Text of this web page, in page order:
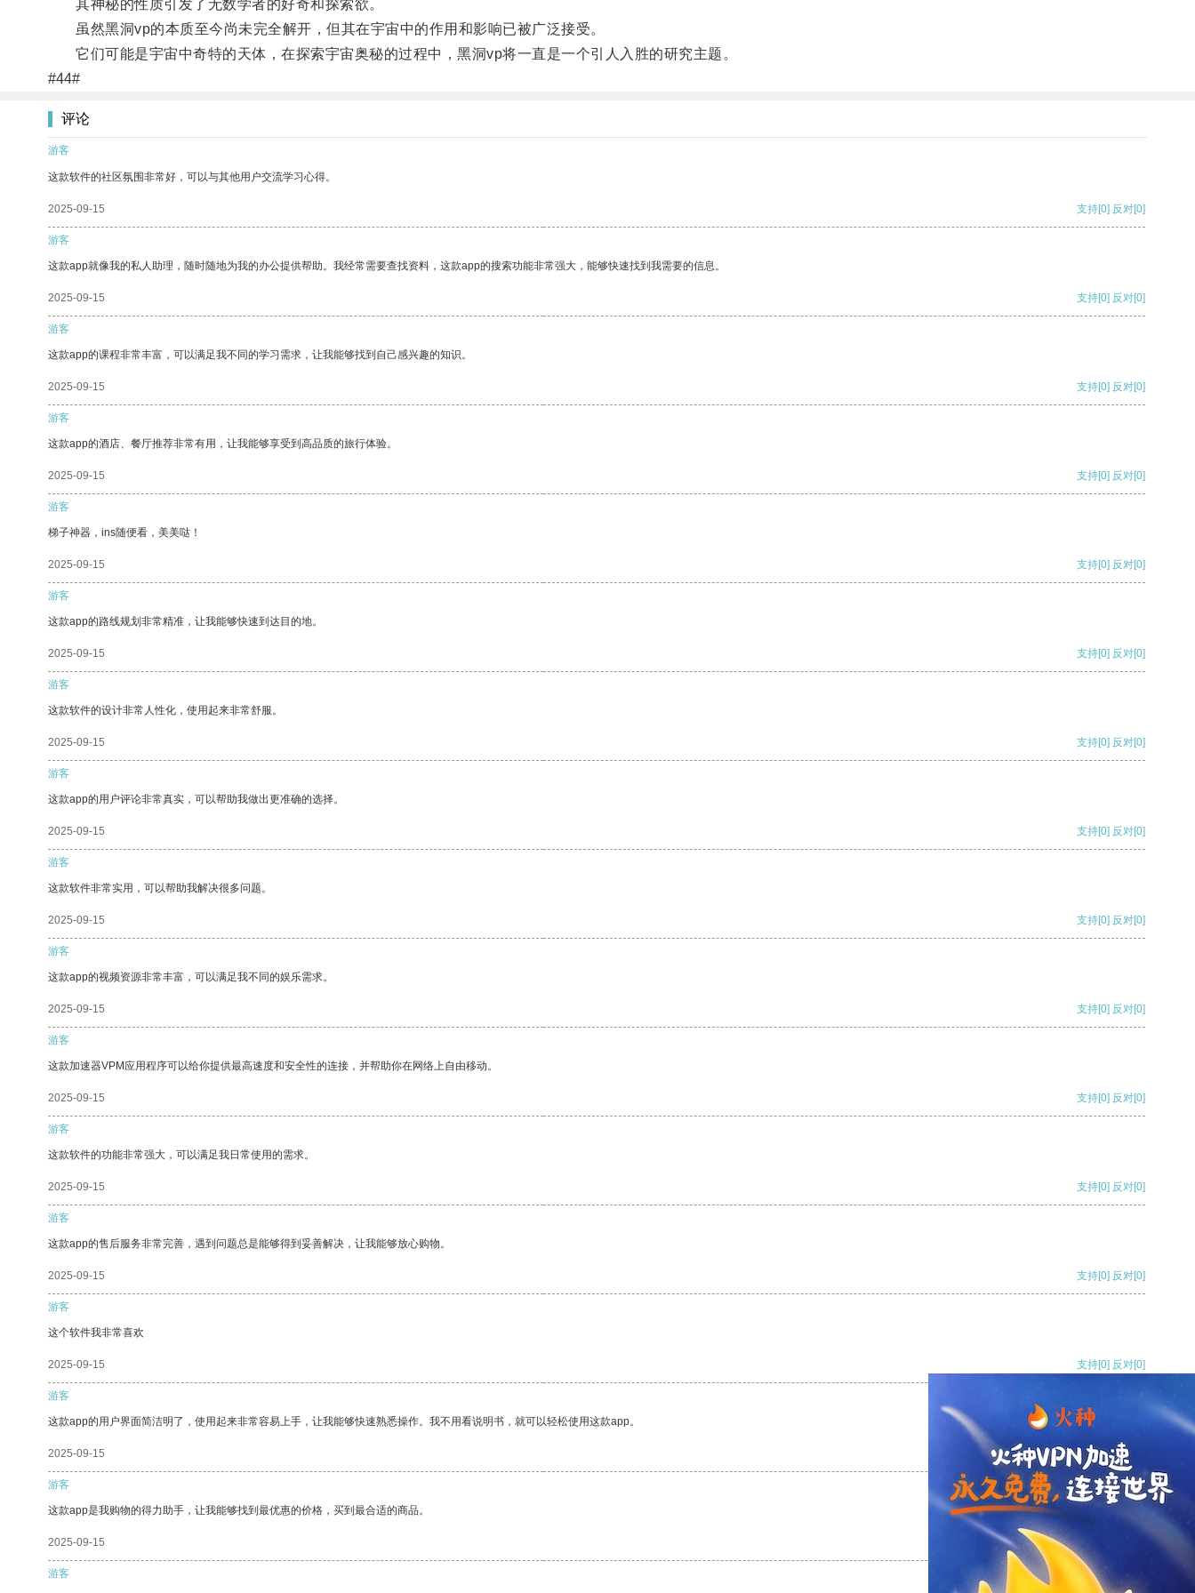
其神秘的性质引发了无数学者的好奇和探索欲。
虽然黑洞vp的本质至今尚未完全解开，但其在宇宙中的作用和影响已被广泛接受。
它们可能是宇宙中奇特的天体，在探索宇宙奥秘的过程中，黑洞vp将一直是一个引人入胜的研究主题。
#44#
评论
游客
这款软件的社区氛围非常好，可以与其他用户交流学习心得。
2025-09-15 支持[0] 反对[0]
游客
这款app就像我的私人助理，随时随地为我的办公提供帮助。我经常需要查找资料，这款app的搜索功能非常强大，能够快速找到我需要的信息。
2025-09-15 支持[0] 反对[0]
游客
这款app的课程非常丰富，可以满足我不同的学习需求，让我能够找到自己感兴趣的知识。
2025-09-15 支持[0] 反对[0]
游客
这款app的酒店、餐厅推荐非常有用，让我能够享受到高品质的旅行体验。
2025-09-15 支持[0] 反对[0]
游客
梯子神器，ins随便看，美美哒！
2025-09-15 支持[0] 反对[0]
游客
这款app的路线规划非常精准，让我能够快速到达目的地。
2025-09-15 支持[0] 反对[0]
游客
这款软件的设计非常人性化，使用起来非常舒服。
2025-09-15 支持[0] 反对[0]
游客
这款app的用户评论非常真实，可以帮助我做出更准确的选择。
2025-09-15 支持[0] 反对[0]
游客
这款软件非常实用，可以帮助我解决很多问题。
2025-09-15 支持[0] 反对[0]
游客
这款app的视频资源非常丰富，可以满足我不同的娱乐需求。
2025-09-15 支持[0] 反对[0]
游客
这款加速器VPM应用程序可以给你提供最高速度和安全性的连接，并帮助你在网络上自由移动。
2025-09-15 支持[0] 反对[0]
游客
这款软件的功能非常强大，可以满足我日常使用的需求。
2025-09-15 支持[0] 反对[0]
游客
这款app的售后服务非常完善，遇到问题总是能够得到妥善解决，让我能够放心购物。
2025-09-15 支持[0] 反对[0]
游客
这个软件我非常喜欢
2025-09-15 支持[0] 反对[0]
游客
这款app的用户界面简洁明了，使用起来非常容易上手，让我能够快速熟悉操作。我不用看说明书，就可以轻松使用这款app。
2025-09-15 支持[0] 反对
游客
这款app是我购物的得力助手，让我能够找到最优惠的价格，买到最合适的商品。
2025-09-15 支持
游客